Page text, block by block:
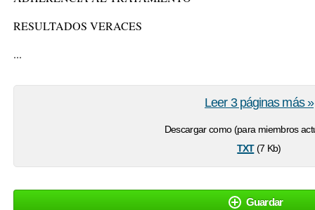
RESULTADOS VERACES
...
Descargar como (para miembros
txt(7 Kb)
Leer 3 páginas más »
Guardar